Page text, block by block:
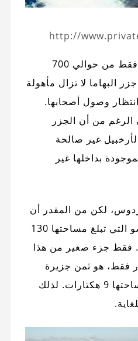
http://
اتضح أن بضع عشرات فقط من حوالي 700
البهاما لا تزال مأهولة
وصول أصحابها.
من أن الجزر
غير صالحة
بداخلها غير
لكن من المقدر أن
تبلغ تكلفة جزيرة باليسو التي تبلغ مساحتها 130
دولار. فقط جزء صغير من هذا
دولار فقط، هو ثمن جزيرة
جوت كاي التي تبلغ مساحتها 9 هكتارات. لذلك